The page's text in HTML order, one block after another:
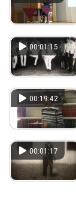
00:01:15
00:19:42
00:01:17